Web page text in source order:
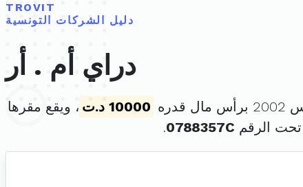
TROVIT
دليل الشركات التونسية
دراي أم . أر
10000 د.ت
، ويقع مقرها
الرقم 0788357C
.